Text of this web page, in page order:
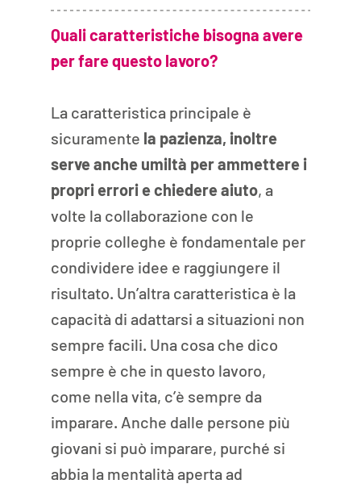
Quali caratteristiche bisogna avere
per fare questo lavoro?
La caratteristica principale è
sicuramente la pazienza, inoltre
serve anche umiltà per ammettere i
propri errori e chiedere aiuto, a
volte la collaborazione con le
proprie colleghe è fondamentale per
condividere idee e raggiungere il
risultato. Un’altra caratteristica è la
capacità di adattarsi a situazioni non
sempre facili. Una cosa che dico
sempre è che in questo lavoro,
come nella vita, c’è sempre da
imparare. Anche dalle persone più
giovani si può imparare, purché si
abbia la mentalità aperta ad